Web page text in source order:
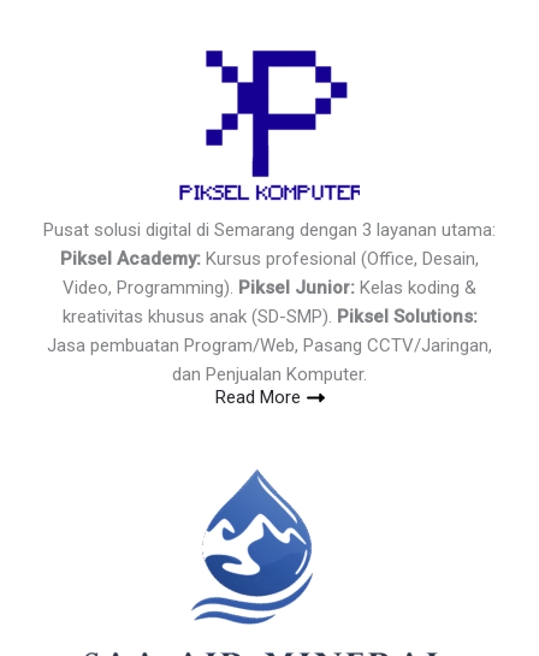
Pusat solusi digital di Semarang dengan 3 layanan utama:
Piksel Academy: Kursus profesional (Office, Desain,
Video, Programming). Piksel Junior: Kelas koding &
kreativitas khusus anak (SD-SMP). Piksel Solutions:
Jasa pembuatan Program/Web, Pasang CCTV/Jaringan,
dan Penjualan Komputer.
Read More